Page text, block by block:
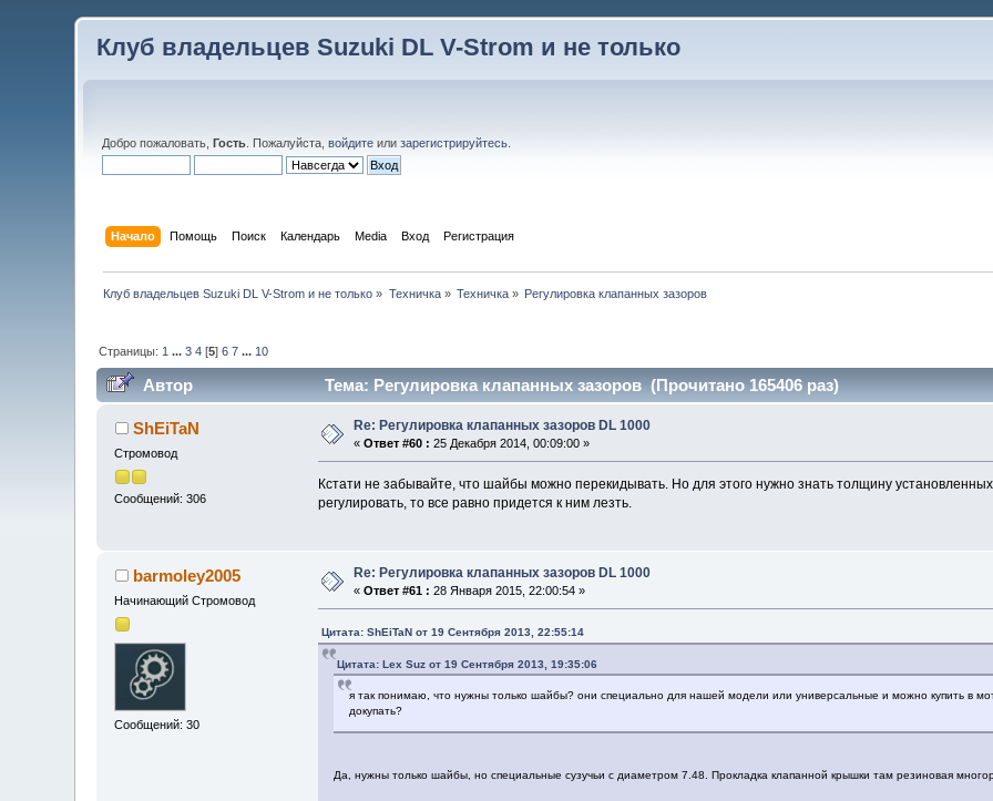
Клуб владельцев Suzuki DL V-Strom и не только
Добро пожаловать,Гость . Пожалуйста,войдите илизарегистрируйтесь
Начало Помощь Поиск Календарь Media Вход Регистрация
Клуб владельцев Suzuki DL V-Strom и не только » Техничка» Техничка » Регулировка клапанных зазоров
Страницы: 1 ...3 4 [5]6 7 ... 10
Автор Тема: Регулировка клапанных зазоров (Прочитано 165406 раз)
ShEiTaN
Стромовод
Сообщений: 306
Re: Регулировка клапанных зазоров DL 1000
«Ответ #60 : 25 Декабря 2014, 00:09:00 »
Кстати не забывайте, что шайбы можно перекидывать. Но для этого нужно знать толщину
регулировать, то все равно придется к ним лезть.
barmoley2005
Начинающий Стромовод
Сообщений: 30
Re: Регулировка клапанных зазоров DL 1000
«Ответ #61 : 28 Января 2015, 22:00:54 »
Цитата: ShEiTaN от 19 Сентября 2013, 22:55:14
Цитата: Lex Suz от 19 Сентября 2013, 19:35:06
я так понимаю, что нужны только шайбы? они специально для нашей модели или универсальные и можно купить в
докупать?
Да, нужны только шайбы, но специальные сузучьи с диаметром 7.48. Прокладка клапанной крышки там резиновая